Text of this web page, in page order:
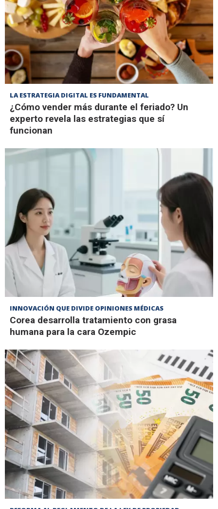
LA ESTRATEGIA DIGITAL ES FUNDAMENTAL
¿Cómo vender más durante el feriado? Un
experto revela las estrategias que sí
funcionan
INNOVACIÓN QUE DIVIDE OPINIONES MÉDICAS
Corea desarrolla tratamiento con grasa
humana para la cara Ozempic